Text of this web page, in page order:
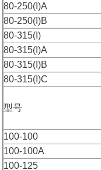
80-250(I)A
80-250(I)B
80-315(I)
80-315(I)A
80-315(I)B
80-315(I)C
型号
100-100
100-100A
100-125